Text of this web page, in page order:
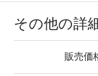
その他の詳
販売価